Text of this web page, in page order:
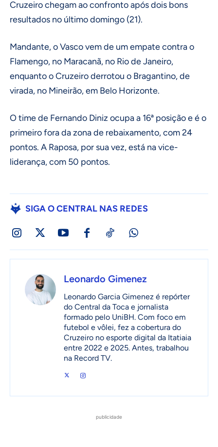
Cruzeiro chegam ao confronto após dois bons
resultados no último domingo (21).
Mandante, o Vasco vem de um empate contra o
Flamengo, no Maracanã, no Rio de Janeiro,
enquanto o Cruzeiro derrotou o Bragantino, de
virada, no Mineirão, em Belo Horizonte.
O time de Fernando Diniz ocupa a 16ª posição e é o
primeiro fora da zona de rebaixamento, com 24
pontos. A Raposa, por sua vez, está na vice-
liderança, com 50 pontos.
SIGA O CENTRAL NAS REDES
Leonardo Gimenez
Leonardo Garcia Gimenez é repórter
do Central da Toca e jornalista
formado pelo UniBH. Com foco em
futebol e vôlei, fez a cobertura do
Cruzeiro no esporte digital da Itatiaia
entre 2022 e 2025. Antes, trabalhou
na Record TV.
publicidade